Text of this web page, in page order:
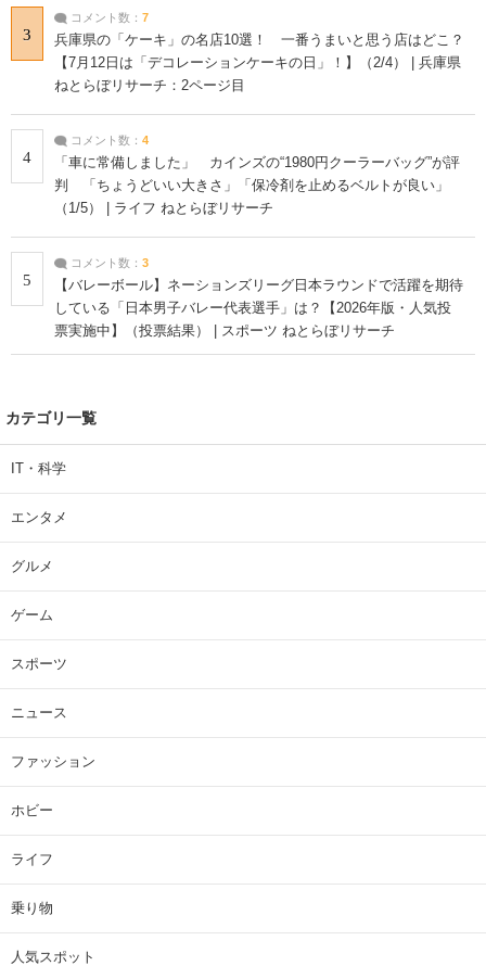
3
コメント数： 7
兵庫県の「ケーキ」の名店10選！ 一番うまいと思う店はどこ？
【7月12日は「デコレーションケーキの日」！】（2/4） | 兵庫県
ねとらぼリサーチ：2ページ目
4
コメント数： 4
「車に常備しました」 カインズの“1980円クーラーバッグ”が評
判 「ちょうどいい大きさ」「保冷剤を止めるベルトが良い」
（1/5） | ライフ ねとらぼリサーチ
5
コメント数： 3
【バレーボール】ネーションズリーグ日本ラウンドで活躍を期待
している「日本男子バレー代表選手」は？【2026年版・人気投
票実施中】（投票結果） | スポーツ ねとらぼリサーチ
カテゴリ一覧
IT・科学
エンタメ
グルメ
ゲーム
スポーツ
ニュース
ファッション
ホビー
ライフ
乗り物
人気スポット